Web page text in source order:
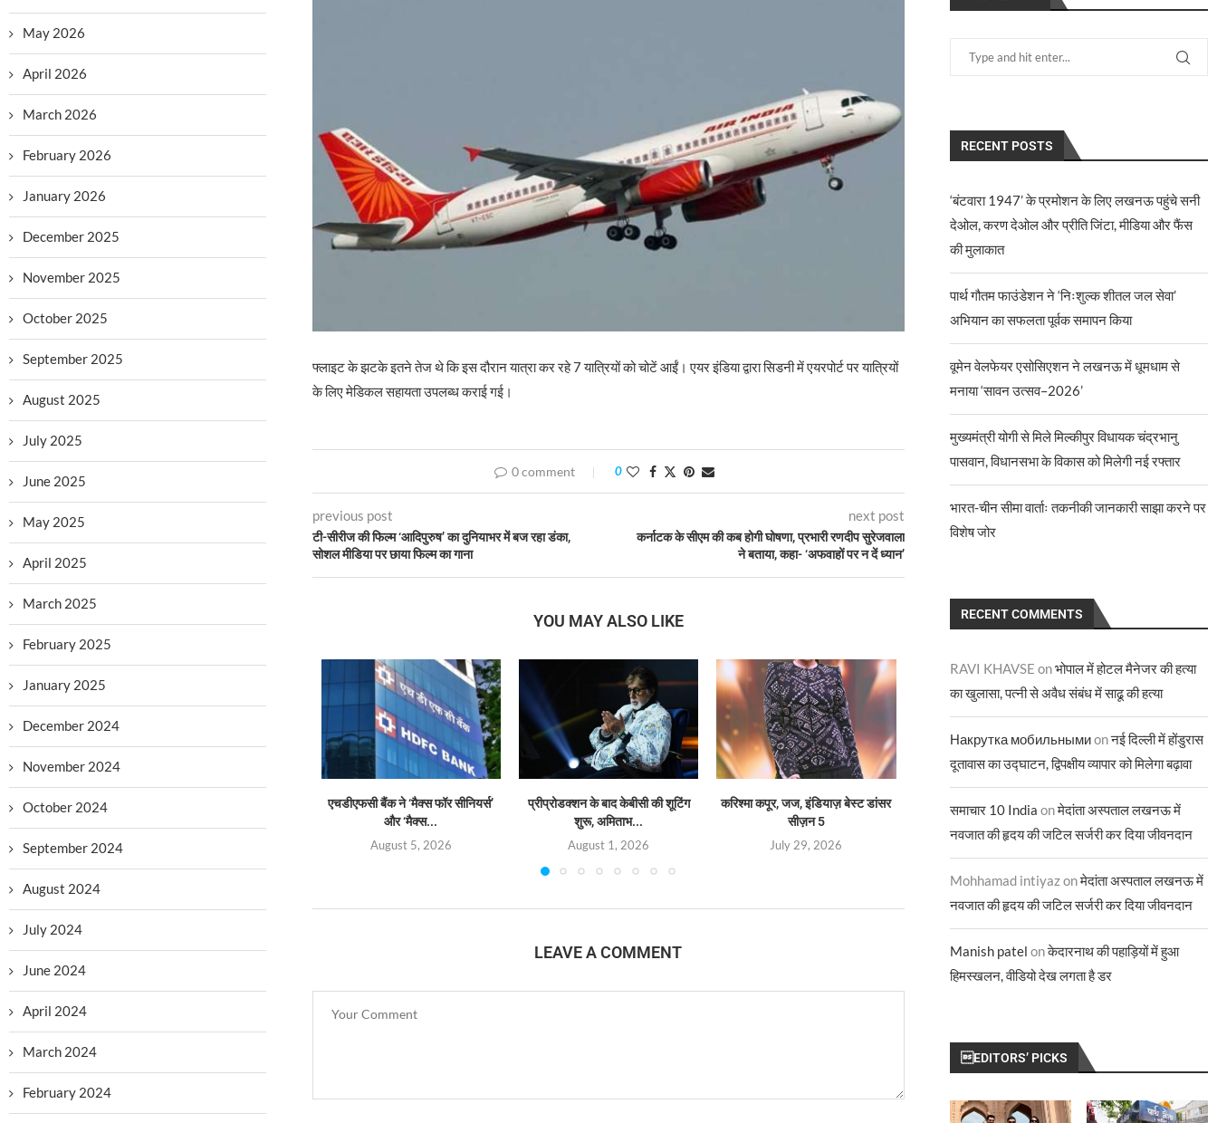
फ्लाइट के झटके इतने तेज थे कि इस दौरान यात्रा कर रहे 7 यात्रियों को चोटें आईं। एयर इंडिया द्वारा सिडनी में एयरपोर्ट पर यात्रियों
के लिए मेडिकल सहायता उपलब्ध कराई गई।
0 comment 0
previous post
टी-सीरीज की फिल्म ‘आदिपुरुष’ का दुनियाभर में बज रहा डंका,
सोशल मीडिया पर छाया फिल्म का गाना
next post
कर्नाटक के सीएम की कब होगी घोषणा, प्रभारी रणदीप सुरेजवाला
ने बताया, कहा- ‘अफवाहों पर न दें ध्यान’
YOU MAY ALSO LIKE
एचडीएफसी बैंक ने ‘मैक्स फॉर सीनियर्स’
और ‘मैक्स...
August 5, 2026
प्रीप्रोडक्शन के बाद केबीसी की शूटिंग
शुरू, अमिताभ...
August 1, 2026
करिश्मा कपूर, जज, इंडियाज़ बेस्ट डांसर
सीज़न 5
July 29, 2026
“आज़ाद और आज़ादी” समकालीन
July 29, 2026
ज्योतिर्मयी नायक
July 28,
LEAVE A COMMENT
RECENT POSTS
‘बंटवारा 1947’ के प्रमोशन के लिए लखनऊ पहुंचे सनी
देओल, करण देओल और प्रीति जिंटा, मीडिया और फैंस
की मुलाकात
पार्थ गौतम फाउंडेशन ने ‘निःशुल्क शीतल जल सेवा’
अभियान का सफलता पूर्वक समापन किया
वूमेन वेलफेयर एसोसिएशन ने लखनऊ में धूमधाम से
मनाया ‘सावन उत्सव–2026’
मुख्यमंत्री योगी से मिले मिल्कीपुर विधायक चंद्रभानु
पासवान, विधानसभा के विकास को मिलेगी नई रफ्तार
भारत-चीन सीमा वार्ताः तकनीकी जानकारी साझा करने पर
विशेष जोर
RECENT COMMENTS
RAVI KHAVSE onभोपाल में होटल मैनेजर की हत्या
का खुलासा, पत्नी से अवैध संबंध में साढू की हत्या
Накрутка мобильнымиonनई दिल्ली में होंडुरास
दूतावास का उद्घाटन, द्विपक्षीय व्यापार को मिलेगा बढ़ावा
समाचार 10 India onमेदांता अस्पताल लखनऊ में
नवजात की हृदय की जटिल सर्जरी कर दिया जीवनदान
Mohhamad intiyazonमेदांता अस्पताल लखनऊ में
नवजात की हृदय की जटिल सर्जरी कर दिया जीवनदान
Manish patel onकेदारनाथ की पहाड़ियों में हुआ
हिमस्खलन, वीडियो देख लगता है डर
EDITORS’ PICKS
May 2026
April 2026
March 2026
February 2026
January 2026
December 2025
November 2025
October 2025
September 2025
August 2025
July 2025
June 2025
May 2025
April 2025
March 2025
February 2025
January 2025
December 2024
November 2024
October 2024
September 2024
August 2024
July 2024
June 2024
April 2024
March 2024
February 2024